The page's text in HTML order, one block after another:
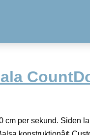
per sekund. Siden